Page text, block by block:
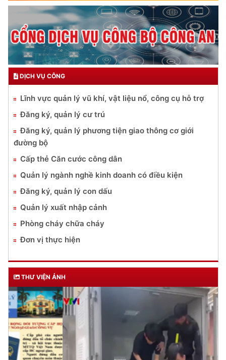
DỊCH VỤ CÔNG
Lĩnh vực quản lý vũ khí, vật liệu nổ, công cụ hỗ trợ
Đăng ký, quản lý cư trú
Đăng ký, quản lý phương tiện giao thông cơ giới
đường bộ
Cấp thẻ Căn cước công dân
Quản lý ngành nghề kinh doanh có điều kiện
Đăng ký, quản lý con dấu
Quản lý xuất nhập cảnh
Phòng cháy chữa cháy
Đơn vị thực hiện
THƯ VIỆN ẢNH